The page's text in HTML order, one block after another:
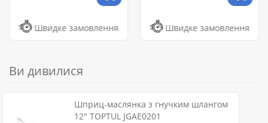
Швидке замовлення Швидке замовлення
Ви дивилися
Шприц-маслянка з гнучким шлангом
12" TOPTUL JGAE0201